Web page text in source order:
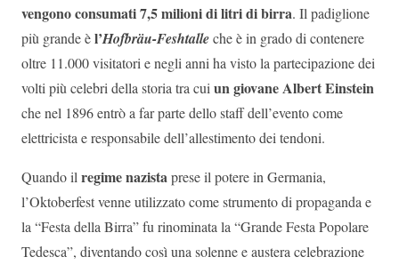
vengono consumati 7,5 milioni di litri di birra. Il padiglione
più grande èl’Hofbräu-Feshtalleche è in grado di contenere
oltre 11.000 visitatori e negli anni ha visto la partecipazione dei
volti più celebri della storia tra cui un giovane Albert Einstein
che nel 1896 entrò a far parte dello staff dell’evento come
elettricista e responsabile dell’allestimento dei tendoni.
Quando il regime nazistaprese il potere in Germania,
l’Oktoberfest venne utilizzato come strumento di propaganda e
la “Festa della Birra” fu rinominata la “Grande Festa Popolare
Tedesca”, diventando così una solenne e austera celebrazione